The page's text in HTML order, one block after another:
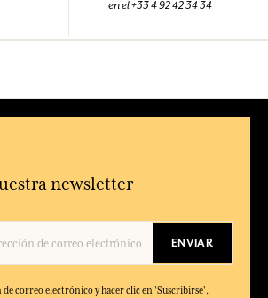
en el +33 4 92 42 34 34
newsletter
ENVIAR
correo electrónico y hacer clic en 'Suscribirse',